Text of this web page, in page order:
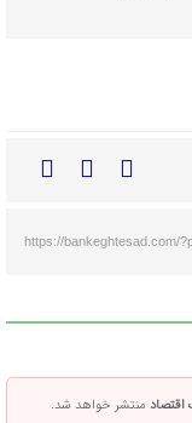
https://bankeghtesad.com/
منتشر خواهد شد.